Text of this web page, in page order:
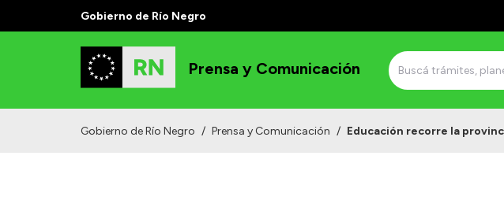
Gobierno de Río Negro
Prensa y Comunicación
Gobierno de Río Negro / Prensa y Comunicación / Educación recorre la